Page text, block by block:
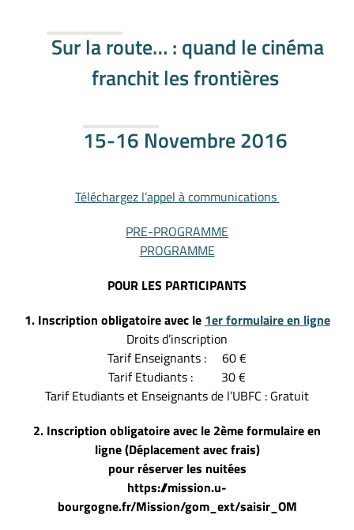
Sur la route… : quand le cinéma
franchit les frontières
15-16 Novembre 2016
Téléchargez l’appel à communications
PRE-PROGRAMME
PROGRAMME
POUR LES PARTICIPANTS
1. Inscription obligatoire avec le 1er formulaire en ligne
Droits d’inscription
Tarif Enseignants : 60 €
Tarif Etudiants : 30 €
Tarif Etudiants et Enseignants de l’UBFC : Gratuit
2. Inscription obligatoire avec le 2ème formulaire en
ligne(Déplacement avec frais)
pour réserver les nuitées
https://mission.u-
bourgogne.fr/Mission/gom_ext/saisir_OM